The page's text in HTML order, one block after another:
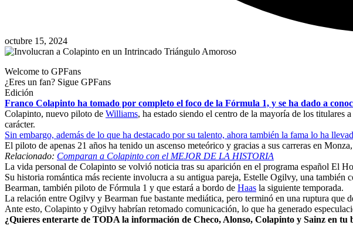
octubre 15, 2024
Welcome to GPFans
¿Eres un fan? Sigue GPFans
Edición
Franco Colapinto ha tomado por completo el foco de la Fórmula 1, y se ha dado a
Colapinto, nuevo piloto de Williams, ha estado siendo el centro de la mayoría de los titulares
carácter.
Sin embargo, además de lo que ha destacado por su talento, ahora también la fama lo ha
El piloto de apenas 21 años ha tenido un ascenso meteórico y gracias a sus carreras en
Relacionado: Comparan a Colapinto con el MEJOR DE LA HISTORIA
La vida personal de Colapinto se volvió noticia tras su aparición en el programa español El
Su historia romántica más reciente involucra a su antigua pareja, Estelle Ogilvy, una también
Bearman, también piloto de Fórmula 1 y que estará a bordo de Haas la siguiente temporada.
La relación entre Ogilvy y Bearman fue bastante mediática, pero terminó en una ruptura que
Ante esto, Colapinto y Ogilvy habrían retomado comunicación, lo que ha generado
¿Quieres enterarte de TODA la información de Checo, Alonso, Colapinto y Sainz en tu